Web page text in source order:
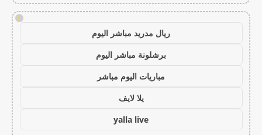
!
ريال مدريد مباشر اليوم
برشلونة مباشر اليوم
مباريات اليوم مباشر
يلا لايف
yalla live